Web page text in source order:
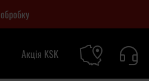
Акція KSK